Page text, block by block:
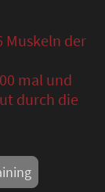
Muskeln der
mal und
durch die